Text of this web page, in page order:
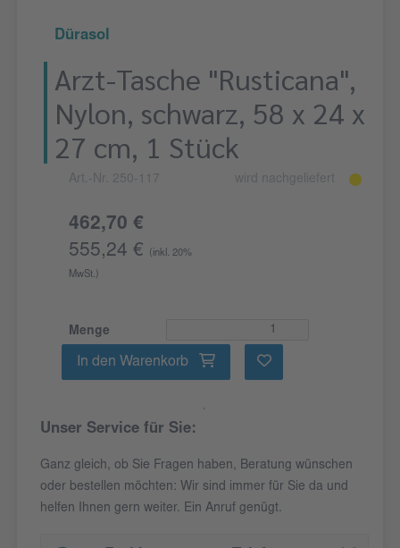
Dürasol
Arzt-Tasche "Rusticana",
Nylon, schwarz, 58 x 24 x
27 cm, 1 Stück
Art.-Nr. 250-117 wird nachgeliefert
462,70 €
555,24 €
(inkl. 20%
MwSt.)
Menge
In den Warenkorb
Unser Service für Sie:
Ganz gleich, ob Sie Fragen haben, Beratung wünschen
oder bestellen möchten: Wir sind immer für Sie da und
helfen Ihnen gern weiter. Ein Anruf genügt.